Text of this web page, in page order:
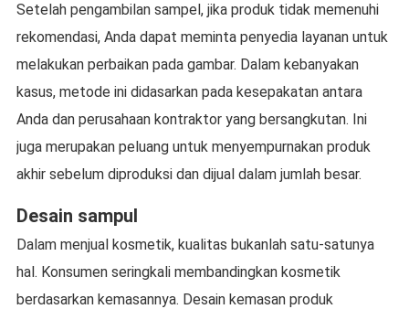
Setelah pengambilan sampel, jika produk tidak memenuhi
rekomendasi, Anda dapat meminta penyedia layanan untuk
melakukan perbaikan pada gambar. Dalam kebanyakan
kasus, metode ini didasarkan pada kesepakatan antara
Anda dan perusahaan kontraktor yang bersangkutan. Ini
juga merupakan peluang untuk menyempurnakan produk
akhir sebelum diproduksi dan dijual dalam jumlah besar.
Desain sampul
Dalam menjual kosmetik, kualitas bukanlah satu-satunya
hal. Konsumen seringkali membandingkan kosmetik
berdasarkan kemasannya. Desain kemasan produk